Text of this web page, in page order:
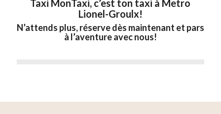
Taxi MonTaxi, c’est ton taxi à Metro
Lionel-Groulx!
N’attends plus, réserve dès maintenant et pars
à l’aventure avec nous!